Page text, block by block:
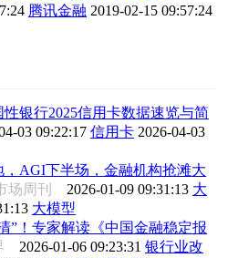
腾讯金融 2019-02-15 09:57:24
银行2025信用卡数据速览与简
03 09:22:17 信用卡 2026-04-03
AGI下半场，金融机构抢滩大
场周刊 2026-01-09 09:31:13 大
大模型
”！专家解读《中国金融稳定报
2026-01-06 09:23:31 银行业改